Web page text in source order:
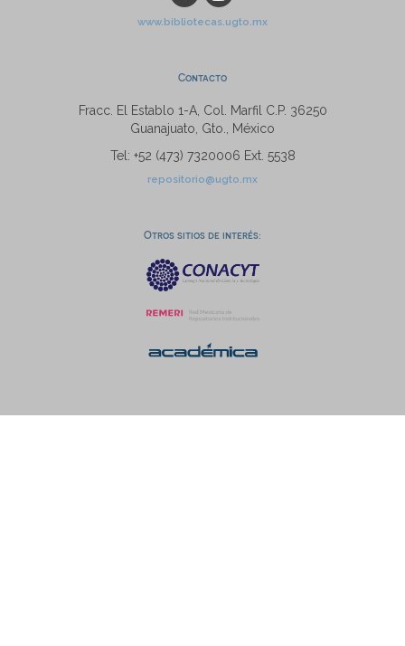
www.bibliotecas.ugto.mx
Contacto
Fracc. El Establo 1-A, Col. Marfil C.P. 36250
Guanajuato, Gto., México
Tel: +52 (473) 7320006 Ext. 5538
repositorio@ugto.mx
Otros sitios de interés: